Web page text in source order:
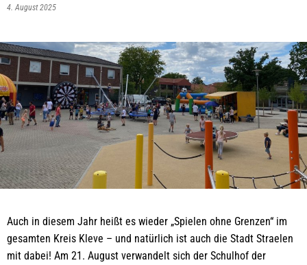
4. August 2025
Auch in diesem Jahr heißt es wieder „Spielen ohne Grenzen“ im
gesamten Kreis Kleve – und natürlich ist auch die Stadt Straelen
mit dabei! Am 21. August verwandelt sich der Schulhof der